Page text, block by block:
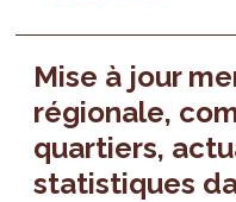
Mise à jour
régionale,
quartiers,
statistiques